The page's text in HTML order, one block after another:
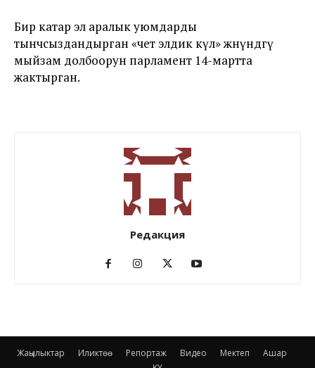
Бир катар эл аралык уюмдарды
тынчсыздандырган «чет элдик өкүл» жөнүндөгү
мыйзам долбоорун парламент 14-мартта
жактырган.
Редакция
Жаңылыктар Иликтөө Репортаж Видео Мектеп
Ашар